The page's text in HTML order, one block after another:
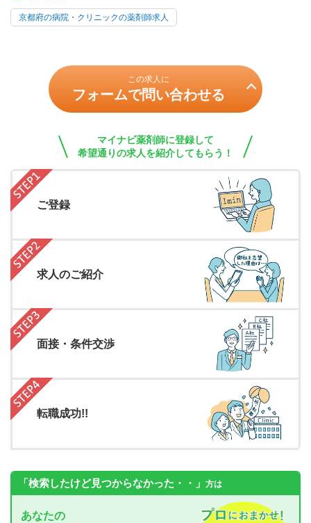
京都府の病院・クリニックの薬剤師求人
この求人に
フォームで問い合わせる
マイナビ薬剤師に登録して
希望通りの求人を紹介してもらう！
ご登録
求人のご紹介
面接・条件交渉
転職成功!!
「検索したけど見つからなかった・・」 方は
あなたの